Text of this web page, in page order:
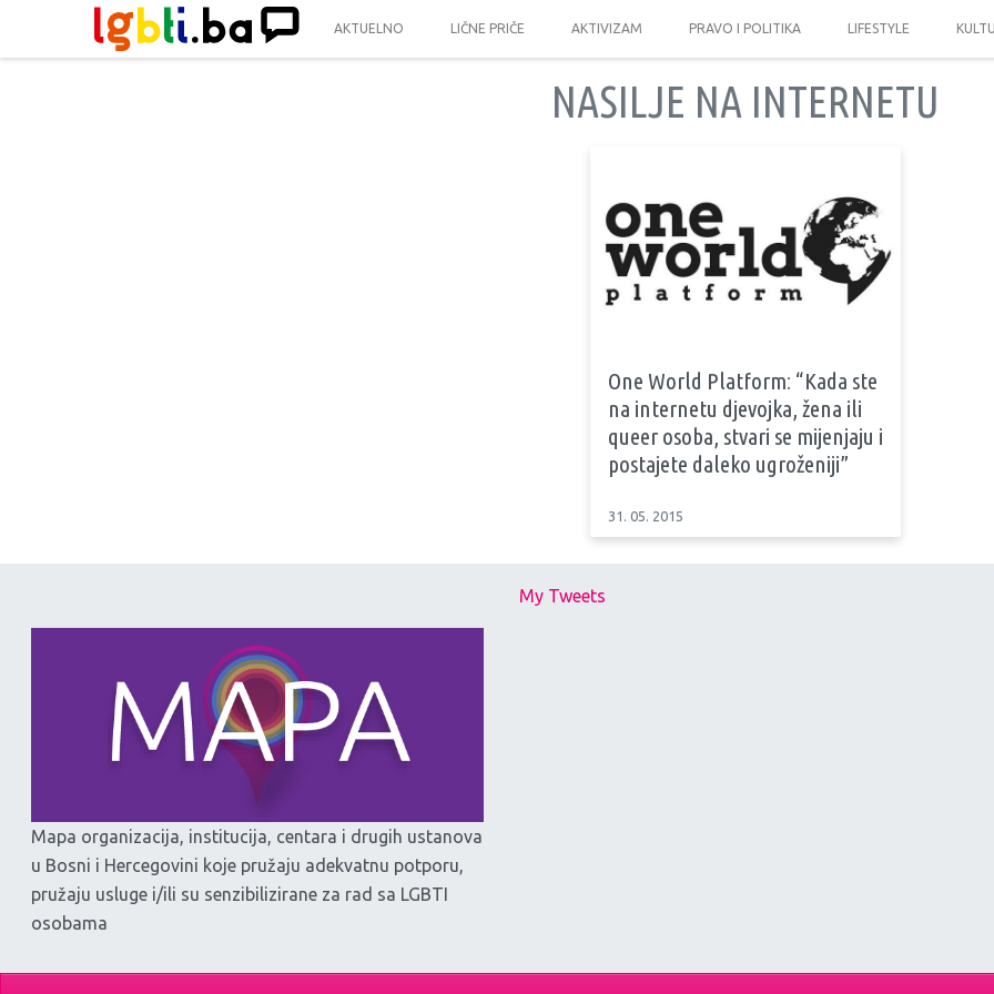
AKTUELNO LIČNE PRIČE AKTIVIZAM PRAVO I POLITIKA LIFESTYLE
NASILJE NA INTERNETU
One World Platform: “Kada ste
na internetu djevojka, žena ili
queer osoba, stvari se mijenjaju i
postajete daleko ugroženiji”
31. 05. 2015
Mapa organizacija, institucija, centara i drugih ustanova
u Bosni i Hercegovini koje pružaju adekvatnu potporu,
pružaju usluge i/ili su senzibilizirane za rad sa LGBTI
osobama
My Tweets